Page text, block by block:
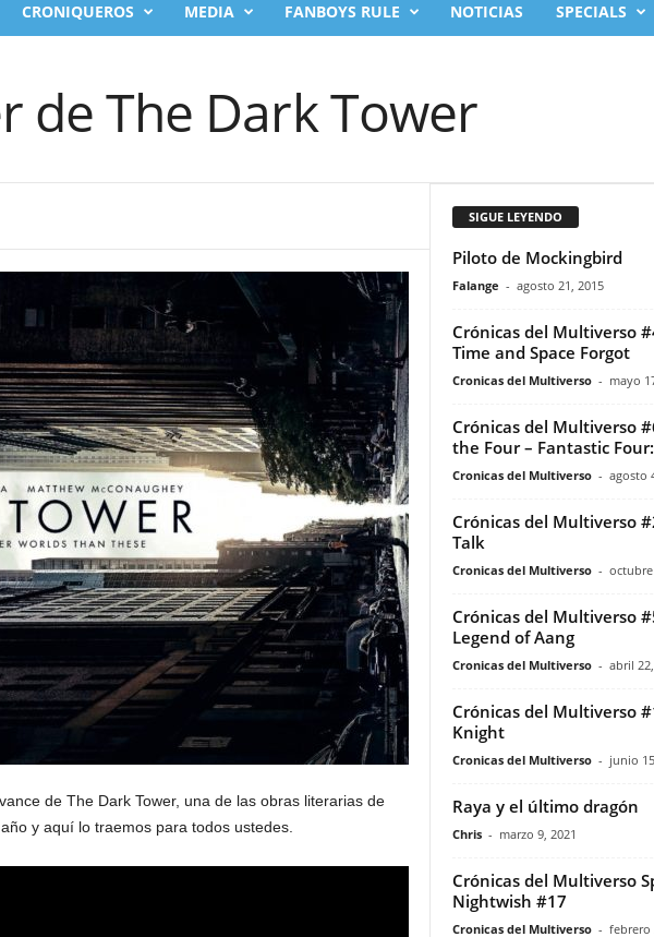
CRONIQUEROS MEDIA FANBOYS RULE NOTICIAS SPECIALS
de The Dark Tower
de The Dark Tower, una de las obras literarias de
y aquí lo traemos para todos ustedes.
SIGUE LEYENDO
Piloto de Mockingbird
Falange - agosto 21, 2015
Crónicas del Multiverso
Time and Space Forgot
Cronicas del Multiverso - mayo
Crónicas del Multiverso
the Four – Fantastic
Cronicas del Multiverso - agosto
Crónicas del Multiverso
Talk
Cronicas del Multiverso - octubre
Crónicas del Multiverso
Legend of Aang
Cronicas del Multiverso - abril
Crónicas del Multiverso
Knight
Cronicas del Multiverso - junio
Raya y el último dragón
Chris - marzo 9, 2021
Crónicas del Multiverso
Nightwish #17
Cronicas del Multiverso - febrero